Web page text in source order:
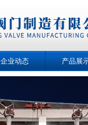
企业动态 产品展